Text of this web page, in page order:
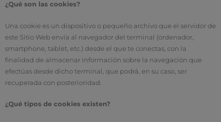
¿Qué son las cookies?
Una cookie es un dispositivo o pequeño archivo que el servidor de
este Sitio Web envía al navegador del terminal (ordenador,
smartphone, tablet, etc.) desde el que te conectas, con la
finalidad de almacenar información sobre la navegación que
efectúas desde dicho terminal, que podrá, en su caso, ser
recuperada con posterioridad.
¿Qué tipos de cookies existen?